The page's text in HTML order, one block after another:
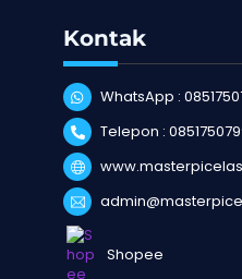
Kontak
WhatsApp :
Telepon :
Shopee